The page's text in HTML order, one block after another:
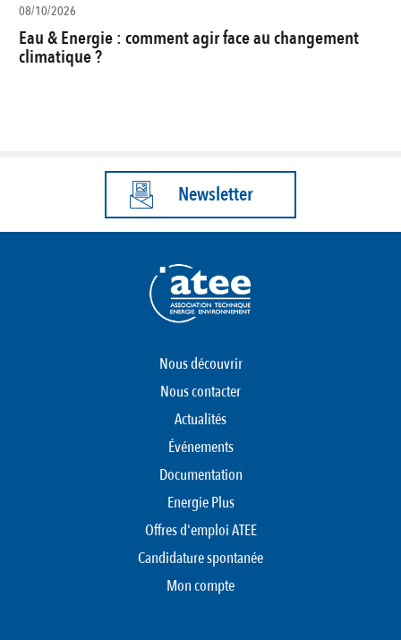
08/10/2026
Eau & Energie : comment agir face au changement
climatique ?
Newsletter
Nous découvrir
Nous contacter
Actualités
Événements
Documentation
Energie Plus
Offres d'emploi ATEE
Candidature spontanée
Mon compte